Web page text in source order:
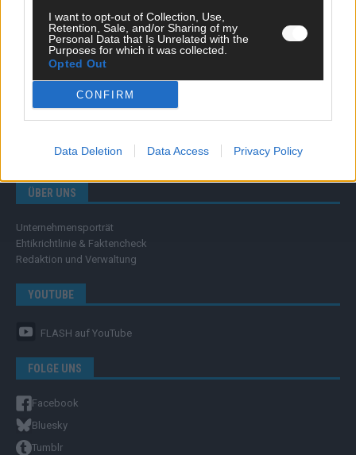
I want to opt-out of Collection, Use,
Retention, Sale, and/or Sharing of my
Personal Data that Is Unrelated with the
Purposes for which it was collected.
Opted Out
CONFIRM
Data Deletion Data Access Privacy Policy
Eurovision
FLASH – DAS VIDEOPORTAL
ÜBER UNS
Unternehmensporträt
Ehtikrichtlinie & Faktencheck
Redaktion und Verwaltung
YOUTUBE
FLASH auf YouTube
FOLGE UNS
Facebook
Bluesky
Tumblr